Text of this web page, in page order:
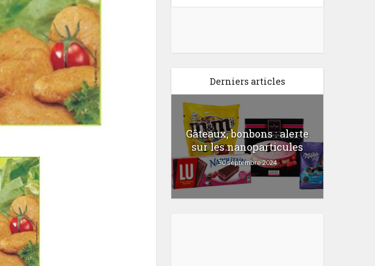
Derniers articles
Comment manger
Gâteaux, bonbons : alerte
sur les nanoparticules
30 septembre 2024